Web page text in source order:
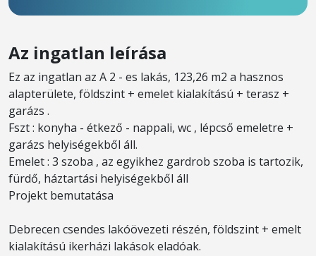
Az ingatlan leírása
Ez az ingatlan az A 2 - es lakás, 123,26 m2 a hasznos
alapterülete, földszint + emelet kialakítású + terasz +
garázs .
Fszt : konyha - étkező - nappali, wc , lépcső emeletre +
garázs helyiségekből áll.
Emelet : 3 szoba , az egyikhez gardrob szoba is tartozik,
fürdő, háztartási helyiségekből áll
Projekt bemutatása
Debrecen csendes lakóövezeti részén, földszint + emelt
kialakítású ikerházi lakások eladóak.